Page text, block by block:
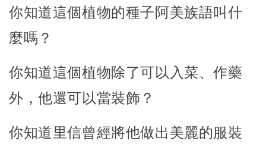
你知道這個植物的種子阿美族語叫什
麼嗎？
你知道這個植物除了可以入菜、作藥
外，他還可以當裝飾？
你知道里信曾經將他做出美麗的服裝